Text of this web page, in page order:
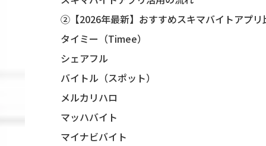
②【2026年最新】おすすめスキマバイトアプリ
タイミー（Timee）
シェアフル
バイトル（スポット）
メルカリハロ
マッハバイト
マイナビバイト